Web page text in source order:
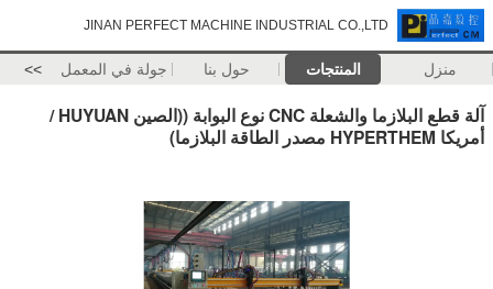
JINAN PERFECT MACHINE INDUSTRIAL CO.,LTD
منزل المنتجات حول بنا جولة في المعمل >>
آلة قطع البلازما والشعلة CNC نوع البوابة ((الصين HUYUAN /
أمريكا HYPERTHEM مصدر الطاقة البلازما)